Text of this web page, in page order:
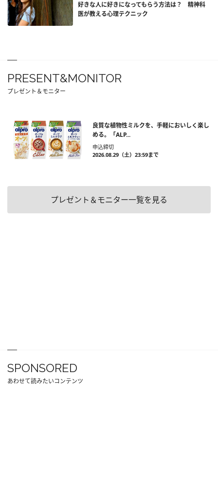
好きな人に好きになってもらう方法は？ 精神科
医が教える心理テクニック
PRESENT&MONITOR
プレゼント＆モニター
良質な植物性ミルクを、手軽においしく楽し
める。「ALP...
申込締切
2026.08.29（土）23:59まで
プレゼント＆モニター一覧を見る
SPONSORED
あわせて読みたいコンテンツ